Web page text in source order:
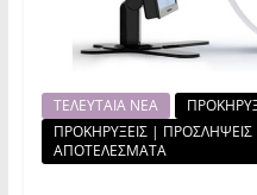
ΤΕΛΕΥΤΑΙΑ ΝΕΑ
ΠΡΟΚΗΡΥΞΕΙΣ | ΠΡΟΣΛΗΨΕΙΣ
ΑΠΟΤΕΛΕΣΜΑΤΑ